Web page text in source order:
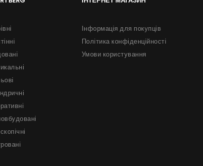
Інформація для покупців
Політика конфіденційності
Умови користування